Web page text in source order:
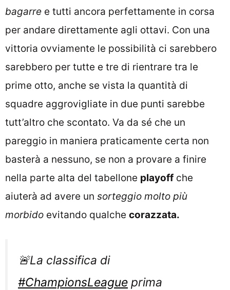
bagarre e tutti ancora perfettamente in corsa
per andare direttamente agli ottavi. Con una
vittoria ovviamente le possibilità ci sarebbero
sarebbero per tutte e tre di rientrare tra le
prime otto, anche se vista la quantità di
squadre aggrovigliate in due punti sarebbe
tutt’altro che scontato. Va da sé che un
pareggio in maniera praticamente certa non
basterà a nessuno, se non a provare a finire
nella parte alta del tabellone playoff che
aiuterà ad avere un sorteggio molto più
morbido evitando qualche corazzata.
🚨La classifica di
#ChampionsLeague prima